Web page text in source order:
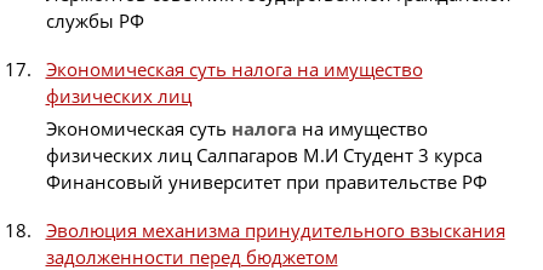
службы РФ
Экономическая суть налога на имущество
физических лиц
Экономическая суть налога на имущество
физических лиц Салпагаров М.И Студент 3 курса
Финансовый университет при правительстве РФ
Эволюция механизма принудительного взыскания
задолженности перед бюджетом